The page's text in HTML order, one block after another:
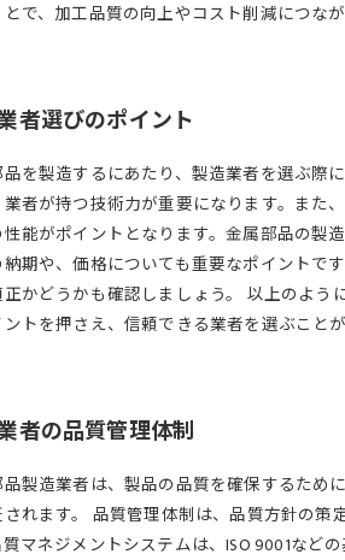
で、加工品質の向上やコスト削減につなが
者選びのポイント
を製造するにあたり、製造業者を選ぶ際
者が持つ技術力が重要になります。また
能がポイントとなります。金属部品の製
期や、価格についても重要なポイントで
かどうかも確認しましょう。 以上のよ
トを押さえ、信頼できる業者を選ぶこと
者の品質管理体制
製造業者は、製品の品質を確保するため
れます。 品質管理体制は、品質方針の
マネジメントシステムは、ISO 9001など